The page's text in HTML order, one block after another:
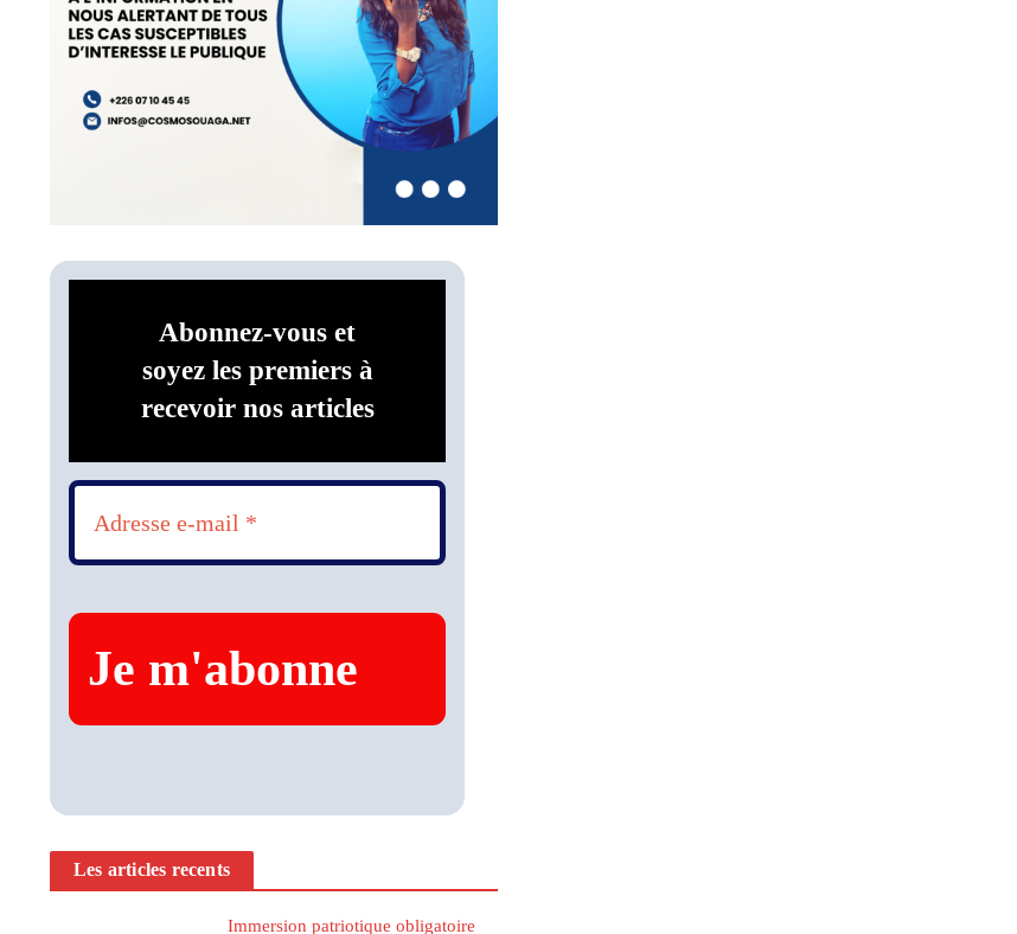
Abonnez-vous et
soyez les premiers à
recevoir nos articles
Les articles recents
Immersion patriotique obligatoire